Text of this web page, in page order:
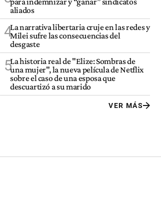
aliados
4La narrativa libertaria cruje en las redes y
Milei sufre las consecuencias del
desgaste
5La historia real de "Elize: Sombras de
una mujer", la nueva película de Netflix
sobre el caso de una esposa que
descuartizó a su marido
VER MÁS